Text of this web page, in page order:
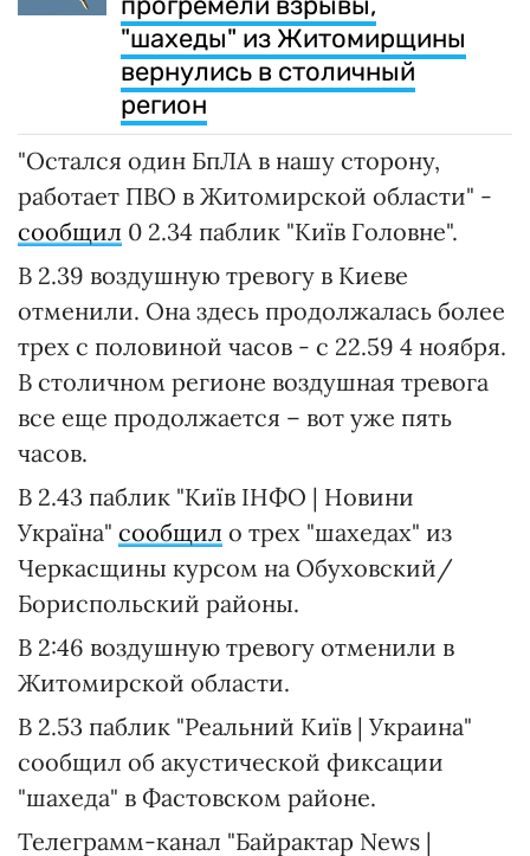
"шахеды" из Житомирщины
вернулись в столичный
регион
"Остался один БпЛА в нашу сторону,
работает ПВО в Житомирской области" -
сообщил 0 2.34 паблик "Київ Головне".
В 2.39 воздушную тревогу в Киеве
отменили. Она здесь продолжалась более
трех с половиной часов - с 22.59 4 ноября.
В столичном регионе воздушная тревога
все еще продолжается – вот уже пять
часов.
В 2.43 паблик "Київ ІНФО | Новини
Україна" сообщил о трех "шахедах" из
Черкасщины курсом на Обуховский/
Бориспольский районы.
В 2:46 воздушную тревогу отменили в
Житомирской области.
В 2.53 паблик "Реальний Київ | Украина"
сообщил об акустической фиксации
"шахеда" в Фастовском районе.
Телеграмм-канал "Байрактар News |